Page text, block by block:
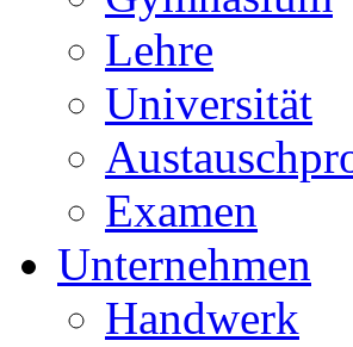
Lehre
Universität
Examen
Unternehmen
Handwerk